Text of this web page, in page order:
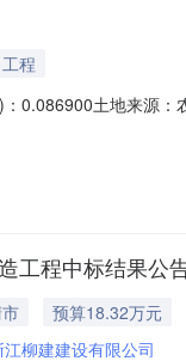
工程
0.086900土地来源
工程中标结果公
预算18.32万元
江柳建建设有限公司